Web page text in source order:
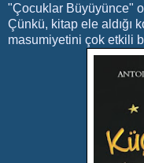
"Çocuklar Büyüyünce"
Çünkü, kitap ele aldığı
masumiyetini çok etkili